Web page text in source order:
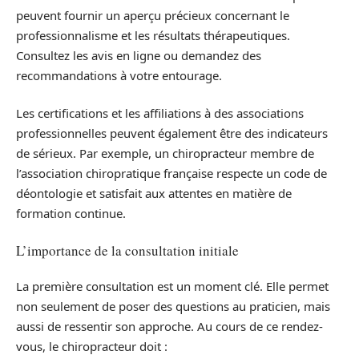
peuvent fournir un aperçu précieux concernant le
professionnalisme et les résultats thérapeutiques.
Consultez les avis en ligne ou demandez des
recommandations à votre entourage.
Les certifications et les affiliations à des associations
professionnelles peuvent également être des indicateurs
de sérieux. Par exemple, un chiropracteur membre de
l’association chiropratique française respecte un code de
déontologie et satisfait aux attentes en matière de
formation continue.
L’importance de la consultation initiale
La première consultation est un moment clé. Elle permet
non seulement de poser des questions au praticien, mais
aussi de ressentir son approche. Au cours de ce rendez-
vous, le chiropracteur doit :